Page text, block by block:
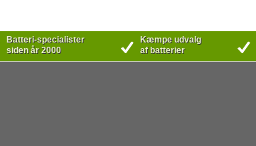
Batteri-specialister
siden år 2000
Kæmpe udvalg
af batterier